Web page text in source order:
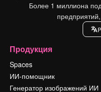
Более 1 миллиона
Продукция
Spaces
ИИ-помощник
Генератор изображений ИИ